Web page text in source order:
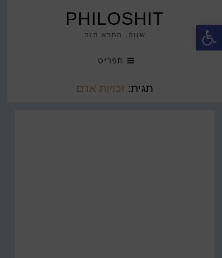
פתח סרגל נגישות PHILOSHIT
שווה, החרא הזה
תפריט
תגית: זכויות אדם